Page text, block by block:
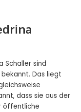
Schaller sind
Das liegt
dass sie aus der
öffentliche